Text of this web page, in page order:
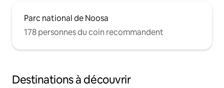
Parc national de Noosa
178 personnes du coin recommandent
Destinations à découvrir